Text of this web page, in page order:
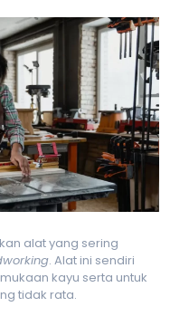
alat yang sering
. Alat ini sendiri
kayu serta untuk
tidak rata.